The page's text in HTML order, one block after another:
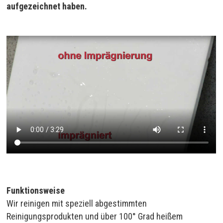
aufgezeichnet haben.
Funktionsweise
Wir reinigen mit speziell abgestimmten
Reinigungsprodukten und über 100° Grad heißem